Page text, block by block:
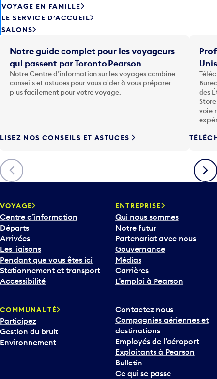
VOYAGE EN FAMILLE
LE SERVICE D’ACCUEIL
SALONS
Précédent
Notre guide complet pour les voyageurs
qui passent par Toronto Pearson
Notre Centre d’information sur les voyages combine
conseils et astuces pour vous aider à vous préparer
plus facilement pour votre voyage.
LISEZ NOS CONSEILS ET ASTUCES
des
voie
VOYAGE
Centre d’information
Départs
Arrivées
Les liaisons
Pendant que vous êtes ici
Stationnement et transport
Accessibilité
ENTREPRISE
Qui nous sommes
Notre futur
Partenariat avec nous
Gouvernance
Médias
Carrières
L’emploi à Pearson
COMMUNAUTÉ
Participez
Gestion du bruit
Environnement
Contactez nous
Compagnies aériennes et
destinations
Employés de l’aéroport
Exploitants à Pearson
Bulletin
Ce qui se passe